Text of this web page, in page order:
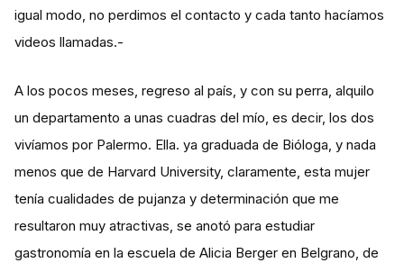
igual modo, no perdimos el contacto y cada tanto hacíamos
videos llamadas.-
A los pocos meses, regreso al país, y con su perra, alquilo
un departamento a unas cuadras del mío, es decir, los dos
vivíamos por Palermo. Ella. ya graduada de Bióloga, y nada
menos que de Harvard University, claramente, esta mujer
tenía cualidades de pujanza y determinación que me
resultaron muy atractivas, se anotó para estudiar
gastronomía en la escuela de Alicia Berger en Belgrano, de